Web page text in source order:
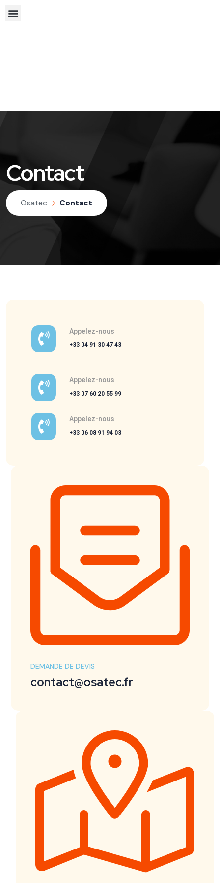
Contact
Osatec Contact
Appelez-nous
+33 04 91 30 47 43
Appelez-nous
+33 07 60 20 55 99
Appelez-nous
+33 06 08 91 94 03
DEMANDE DE DEVIS
contact@osatec.fr